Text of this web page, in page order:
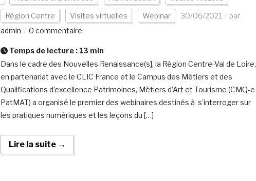
Région Centre Visites virtuelles Webinar 30/06/2021
par
admin
0 commentaire
Temps de lecture : 13 min
Dans le cadre des Nouvelles Renaissance(s], la Région Centre-Val de Loire,
en partenariat avec le CLIC France et le Campus des Métiers et des
Qualifications d’excellence Patrimoines, Métiers d’Art et Tourisme (CMQ-e
PatMAT) a organisé le premier des webinaires destinés à s’interroger sur
les pratiques numériques et les leçons du […]
Lire la suite →